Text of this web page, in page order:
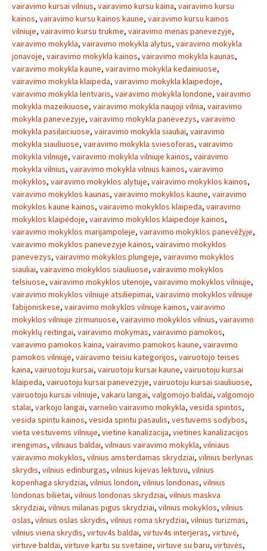
vairavimo kursai vilnius, vairavimo kursu kaina, vairavimo kursu
kainos, vairavimo kursu kainos kaune, vairavimo kursu kainos
vilniuje, vairavimo kursu trukme, vairavimo menas panevezyje,
vairavimo mokykla, vairavimo mokykla alytus, vairavimo mokykla
jonavoje, vairavimo mokykla kainos, vairavimo mokykla kaunas,
vairavimo mokykla kaune, vairavimo mokykla kedainiuose,
vairavimo mokykla klaipeda, vairavimo mokykla klaipedoje,
vairavimo mokykla lentvaris, vairavimo mokykla londone, vairavimo
mokykla mazeikiuose, vairavimo mokykla naujoji vilnia, vairavimo
mokykla panevezyje, vairavimo mokykla panevezys, vairavimo
mokykla pasilaiciuose, vairavimo mokykla siauliai, vairavimo
mokykla siauliuose, vairavimo mokykla sviesoforas, vairavimo
mokykla vilniuje, vairavimo mokykla vilniuje kainos, vairavimo
mokykla vilnius, vairavimo mokykla vilnius kainos, vairavimo
mokyklos, vairavimo mokyklos alytuje, vairavimo mokyklos kainos,
vairavimo mokyklos kaunas, vairavimo mokyklos kaune, vairavimo
mokyklos kaune kainos, vairavimo mokyklos klaipeda, vairavimo
mokyklos klaipėdoje, vairavimo mokyklos klaipedoje kainos,
vairavimo mokyklos marijampoleje, vairavimo mokyklos panevėžyje,
vairavimo mokyklos panevezyje kainos, vairavimo mokyklos
panevezys, vairavimo mokyklos plungeje, vairavimo mokyklos
siauliai, vairavimo mokyklos siauliuose, vairavimo mokyklos
telsiuose, vairavimo mokyklos utenoje, vairavimo mokyklos vilniuje,
vairavimo mokyklos vilniuje atsiliepimai, vairavimo mokyklos vilniuje
fabijoniskese, vairavimo mokyklos vilniuje kainos, vairavimo
mokyklos vilniuje zirmunuose, vairavimo mokyklos vilnius, vairavimo
mokyklų reitingai, vairavimo mokymas, vairavimo pamokos,
vairavimo pamokos kaina, vairavimo pamokos kaune, vairavimo
pamokos vilniuje, vairavimo teisiu kategorijos, vairuotojo teises
kaina, vairuotoju kursai, vairuotoju kursai kaune, vairuotoju kursai
klaipeda, vairuotoju kursai panevezyje, vairuotoju kursai siauliuose,
vairuotoju kursai vilniuje, vakaru langai, valgomojo baldai, valgomojo
stalai, varkojo langai, varnelio vairavimo mokykla, vesida spintos,
vesida spintu kainos, vesida spintu pasaulis, vestuvems sodybos,
vieta vestuvems vilniuje, vietine kanalizacija, vietines kanalizacijos
irengimas, vilniaus baldai, vilniaus vairavimo mokykla, vilniaus
vairavimo mokyklos, vilnius amsterdamas skrydziai, vilnius berlynas
skrydis, vilnius edinburgas, vilnius kijevas lektuvu, vilnius
kopenhaga skrydziai, vilnius london, vilnius londonas, vilnius
londonas bilietai, vilnius londonas skrydziai, vilnius maskva
skrydziai, vilnius milanas pigus skrydziai, vilnius mokyklos, vilnius
oslas, vilnius oslas skrydis, vilnius roma skrydziai, vilnius turizmas,
vilnius viena skrydis, virtuv4s baldai, virtuv4s interjeras, virtuvė,
virtuve baldai, virtuve kartu su svetaine, virtuve su baru, virtuvės,